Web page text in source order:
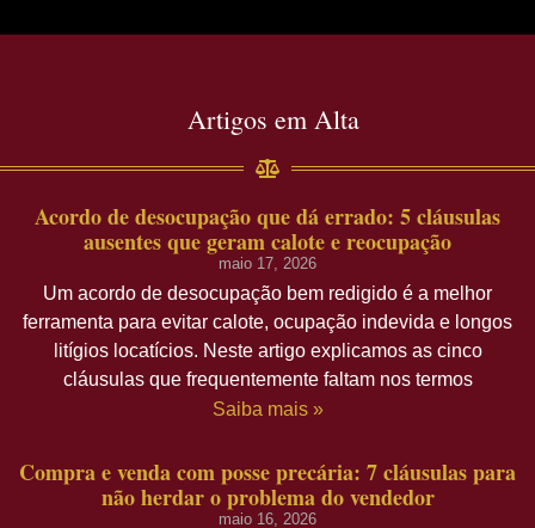
Artigos em Alta
Acordo de desocupação que dá errado: 5 cláusulas
ausentes que geram calote e reocupação
maio 17, 2026
Um acordo de desocupação bem redigido é a melhor
ferramenta para evitar calote, ocupação indevida e longos
litígios locatícios. Neste artigo explicamos as cinco
cláusulas que frequentemente faltam nos termos
Saiba mais »
Compra e venda com posse precária: 7 cláusulas para
não herdar o problema do vendedor
maio 16, 2026